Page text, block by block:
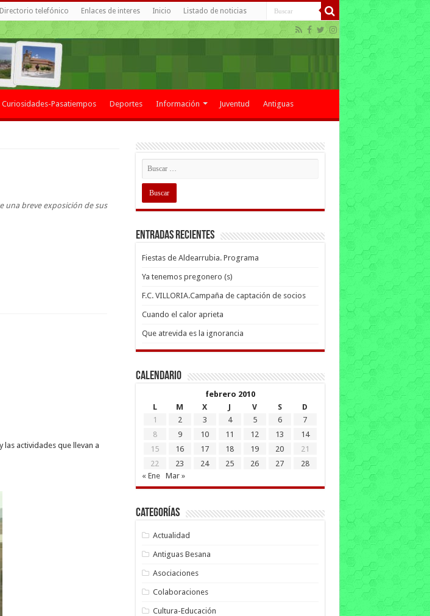
Directorio telefónico Enlaces de interes Inicio Listado de noticias
Curiosidades-Pasatiempos Deportes Información Juventud Antiguas
una breve exposición de sus
las actividades que llevan a
Entradas recientes
Fiestas de Aldearrubia. Programa
Ya tenemos pregonero (s)
F.C. VILLORIA.Campaña de captación de socios
Cuando el calor aprieta
Que atrevida es la ignorancia
Calendario
febrero 2010
L
M X J V S
D
1
2 3 4 5 6
7
8
9 10 11 12 13
14
15
16 17 18 19 20
21
22
23 24 25 26 27
28
« Ene
Mar »
Categorías
Actualidad
Antiguas Besana
Asociaciones
Colaboraciones
Cultura-Educación